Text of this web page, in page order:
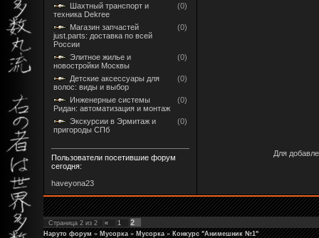
Шахтный транспорт и
техника Dekree
(0)
Магазин запчастей
just.parts: доставка по всей
России
(0)
Элитное жилье и
новостройки Москвы
(0)
Детские аксессуары для
волос: виды и выбор
(0)
Инженерные системы
Ридан: автоматизация и монтаж
(0)
Экскурсии в Эрмитаж и
пригороды СПб
(0)
Пользователи посетившие форум
сегодня:
haveyona23
Для
Страница 2 из 2 « 1 2
Наруто форум » Мусорка » Мусорка » Конкурс "Анимешник №1"